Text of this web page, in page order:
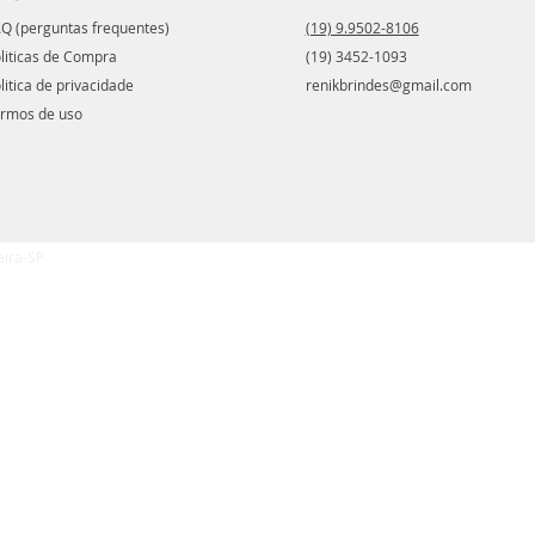
(perguntas frequentes)
de Compra
de privacidade
de uso
(19) 9.9502-8106
(19) 3452-1093
renikbrindes@gmail.com